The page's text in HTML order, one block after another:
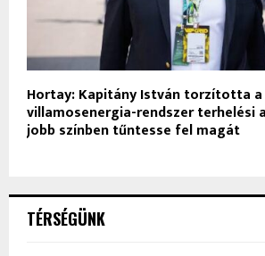
Hortay: Kapitány István torzította a
villamosenergia-rendszer terhelési
jobb színben tűntesse fel magát
TÉRSÉGÜNK